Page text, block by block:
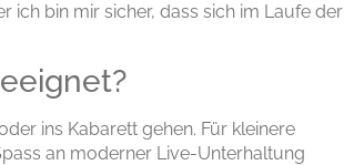
ich bin mir sicher, dass sich im Laufe der
ins Kabarett gehen. Für kleinere
an moderner Live-Unterhaltung